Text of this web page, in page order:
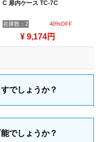
C 扉内ケース TC-7C
在庫数：2 40%OFF
¥ 9,174円
でしょうか？
でしょうか？